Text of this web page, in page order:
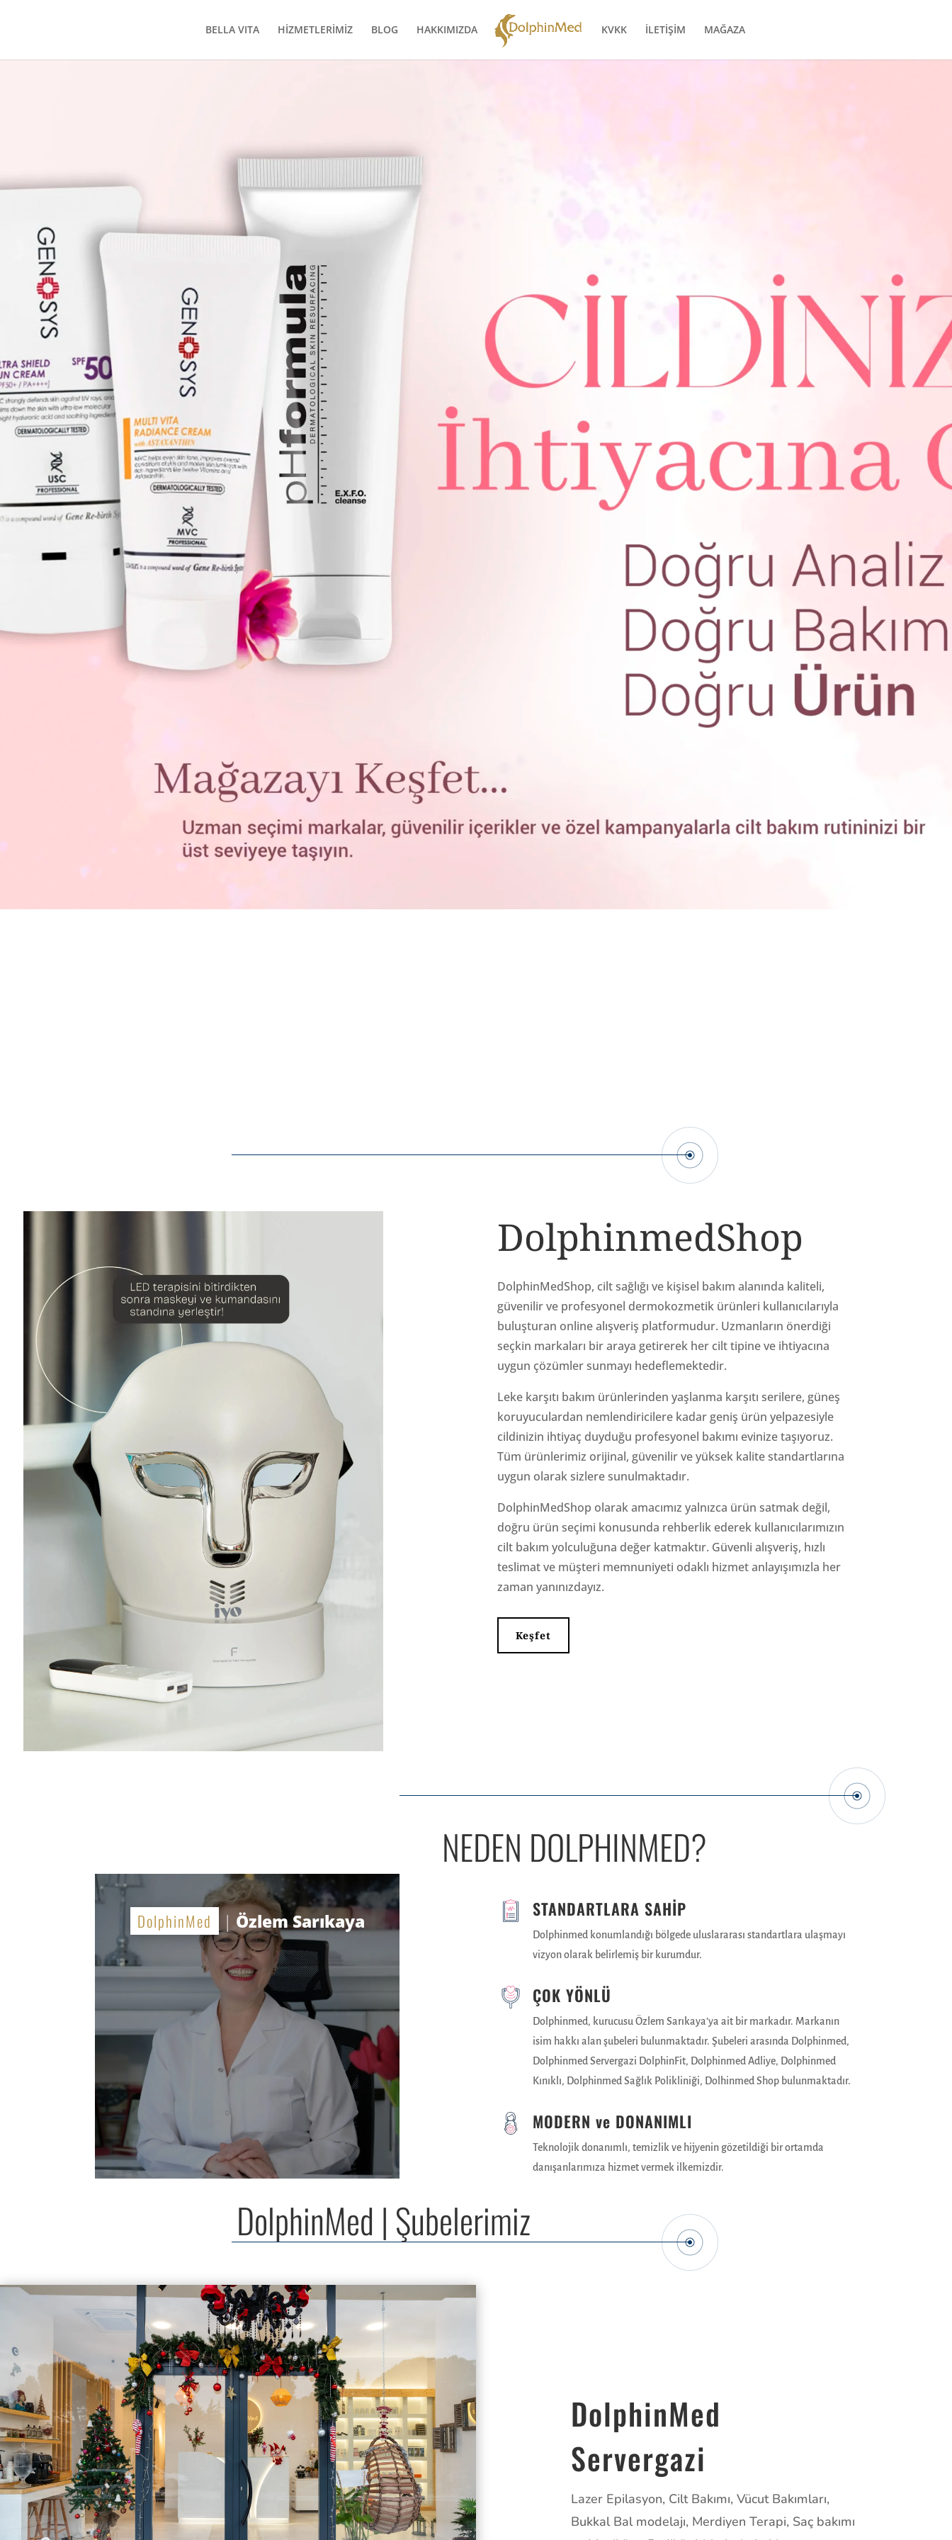
BELLA VITA HİZMETLERİMİZ BLOG HAKKIMIZDA KVKK İLETİŞİM MAĞAZA
DolphinmedShop
DolphinMedShop, cilt sağlığı ve kişisel bakım alanında kaliteli,
güvenilir ve profesyonel dermokozmetik ürünleri kullanıcılarıyla
buluşturan online alışveriş platformudur. Uzmanların önerdiği
seçkin markaları bir araya getirerek her cilt tipine ve ihtiyacına
uygun çözümler sunmayı hedeflemektedir.
Leke karşıtı bakım ürünlerinden yaşlanma karşıtı serilere, güneş
koruyuculardan nemlendiricilere kadar geniş ürün yelpazesiyle
cildinizin ihtiyaç duyduğu profesyonel bakımı evinize taşıyoruz.
Tüm ürünlerimiz orijinal, güvenilir ve yüksek kalite standartlarına
uygun olarak sizlere sunulmaktadır.
DolphinMedShop olarak amacımız yalnızca ürün satmak değil,
doğru ürün seçimi konusunda rehberlik ederek kullanıcılarımızın
cilt bakım yolculuğuna değer katmaktır. Güvenli alışveriş, hızlı
teslimat ve müşteri memnuniyeti odaklı hizmet anlayışımızla her
zaman yanınızdayız.
Keşfet
DolphinMed | Özlem Sarıkaya
NEDEN DOLPHINMED?
STANDARTLARA SAHİP
Dolphinmed konumlandığı bölgede uluslararası standartlara ulaşmayı
vizyon olarak belirlemiş bir kurumdur.
ÇOK YÖNLÜ
Dolphinmed, kurucusu Özlem Sarıkaya’ya ait bir markadır. Markanın
isim hakkı alan şubeleri bulunmaktadır. Şubeleri arasında Dolphinmed,
Dolphinmed Servergazi DolphinFit, Dolphinmed Adliye, Dolphinmed
Kınıklı, Dolphinmed Sağlık Polikliniği, Dolhinmed Shop bulunmaktadır.
MODERN ve DONANIMLI
Teknolojik donanımlı, temizlik ve hijyenin gözetildiği bir ortamda
danışanlarımıza hizmet vermek ilkemizdir.
DolphinMed | Şubelerimiz
DolphinMed
Servergazi
Lazer Epilasyon, Cilt Bakımı, Vücut Bakımları,
Bukkal Bal modelajı, Merdiyen Terapi, Saç bakımı